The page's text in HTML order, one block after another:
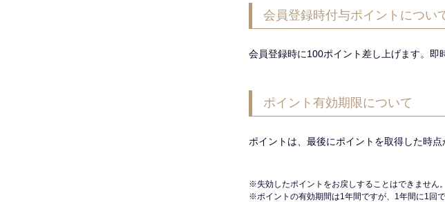
会員登録時付与ポイントについ
会員登録時に100ポイント差し上げます。即
ポイント有効期限について
ポイントは、最後にポイントを取得した時
失効したポイントをお戻しすることはできません。
ポイントの有効期間は1年間ですが、1年間に1回